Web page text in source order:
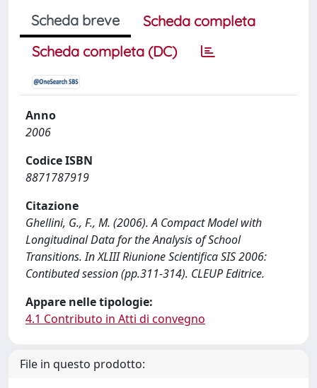
Scheda breve
Scheda completa
Scheda completa (DC)
Anno
2006
Codice ISBN
8871787919
Citazione
Ghellini, G., F., M. (2006). A Compact Model with
Longitudinal Data for the Analysis of School
Transitions. In XLIII Riunione Scientifica SIS 2006:
Contibuted session (pp.311-314). CLEUP Editrice.
Appare nelle tipologie:
4.1 Contributo in Atti di convegno
File in questo prodotto: